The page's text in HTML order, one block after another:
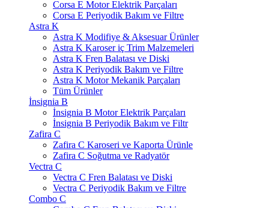
Corsa E Motor Elektrik Parçaları
Corsa E Periyodik Bakım ve Filtre
Astra K
Astra K Modifiye & Aksesuar Ürünler
Astra K Karoser iç Trim Malzemeleri
Astra K Fren Balatası ve Diski
Astra K Periyodik Bakım ve Filtre
Astra K Motor Mekanik Parçaları
Tüm Ürünler
İnsignia B
İnsignia B Motor Elektrik Parçaları
İnsignia B Periyodik Bakım ve Filtr
Zafira C
Zafira C Karoseri ve Kaporta Ürünle
Zafira C Soğutma ve Radyatör
Vectra C
Vectra C Fren Balatası ve Diski
Vectra C Periyodik Bakım ve Filtre
Combo C